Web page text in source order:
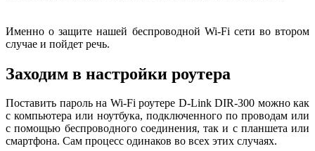
Именно о защите нашей беспроводной Wi-Fi сети во втором
случае и пойдет речь.
Заходим в настройки роутера
Поставить пароль на Wi-Fi роутере D-Link DIR-300 можно как
с компьютера или ноутбука, подключенного по проводам или
с помощью беспроводного соединения, так и с планшета или
смартфона. Сам процесс одинаков во всех этих случаях.